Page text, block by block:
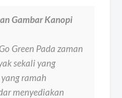
Gambar Kanopi
Green Pada zaman
sekali yang
ramah
menyediakan